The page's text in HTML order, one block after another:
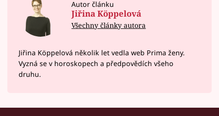
Autor článku
Jiřina Köppelová
Všechny články autora
Jiřina Köppelová několik let vedla web Prima ženy.
Vyzná se v horoskopech a předpovědích všeho
druhu.